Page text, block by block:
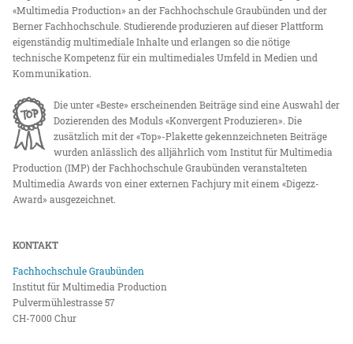
«Multimedia Production» an der Fachhochschule Graubünden und der
Berner Fachhochschule. Studierende produzieren auf dieser Plattform
eigenständig multimediale Inhalte und erlangen so die nötige
technische Kompetenz für ein multimediales Umfeld in Medien und
Kommunikation.
Die unter «Beste» erscheinenden Beiträge sind eine Auswahl der
Dozierenden des Moduls «Konvergent Produzieren». Die
zusätzlich mit der «Top»-Plakette gekennzeichneten Beiträge
wurden anlässlich des alljährlich vom Institut für Multimedia
Production (IMP) der Fachhochschule Graubünden veranstalteten
Multimedia Awards von einer externen Fachjury mit einem «Digezz-
Award» ausgezeichnet.
KONTAKT
Fachhochschule Graubünden
Institut für Multimedia Production
Pulvermühlestrasse 57
CH-7000 Chur